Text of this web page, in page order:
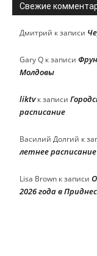
Свежие
Дмитрий к записи
Gary Q к записи
Молдовы
liktvк записи
расписание
Василий Долгий к
летнее расписание
Lisa Brown к записи
2026 года в